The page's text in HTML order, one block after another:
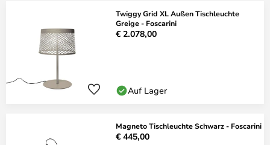
Twiggy Grid XL Außen Tischleuchte
Greige - Foscarini
€ 2.078,00
Auf Lager
Magneto Tischleuchte Schwarz - Foscarini
€ 445,00